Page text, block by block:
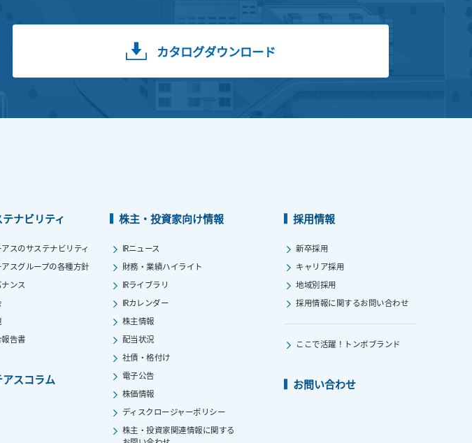
カタログダウンロード
テナビリティ
スのサステナビリティ
スグループの各種方針
ンス
告書
アスコラム
株主・投資家向け情報
IRニュース
財務・業績ハイライト
IRライブラリ
IRカレンダー
株主情報
配当状況
社債・格付け
電子公告
株価情報
ディスクロージャーポリシー
株主・投資家関連情報に関する
採用情報
新卒採用
キャリア採用
地域別採用
採用情報に関するお問い合わせ
ここで活躍！ トンボブランド
お問い合わせ